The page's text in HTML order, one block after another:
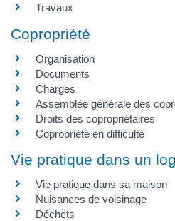
Travaux
Copropriété
Organisation
Documents
Charges
Assemblée générale des
Droits des copropriétaires
Copropriété en difficulté
Vie pratique dans un
Vie pratique dans sa maison
Nuisances de voisinage
Déchets